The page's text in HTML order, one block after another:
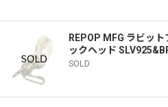
REPOP MFG ラビッ
ックヘッド
SOLD